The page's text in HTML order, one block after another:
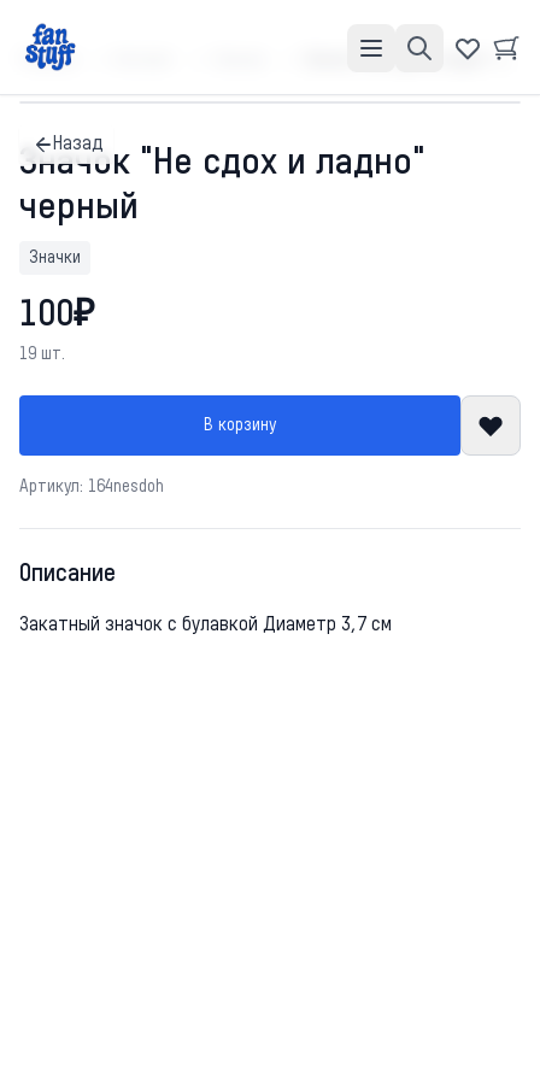
Главная Значок "Не сдох и ладно" черный
Назад
Значок "Не сдох и ладно"
черный
Значки
100₽
19 шт.
В корзину
Артикул: 164nesdoh
Описание
Закатный значок с булавкой Диаметр 3,7 см